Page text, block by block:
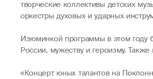
творческие коллективы детских
оркестры духовых и ударных
Изюминкой программы в этом году
России, мужеству и героизму.
«Концерт юных талантов на